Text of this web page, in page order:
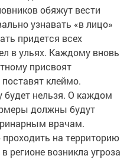
обяжут вести
узнавать «в лицо»
придется всех
в ульях. Каждому вновь
присвоят
клеймо.
нельзя. О каждом
должны будут
врачам.
на территорию
регионе возникла угроза